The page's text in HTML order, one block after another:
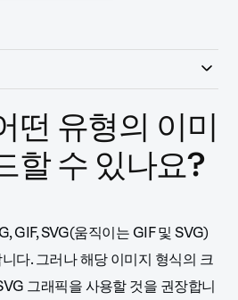
떤 유형의 이미
할 수 있나요?
GIF, SVG(움직이는 GIF 및 SVG)
다. 그러나 해당 이미지 형식의 크
그래픽을 사용할 것을 권장합니